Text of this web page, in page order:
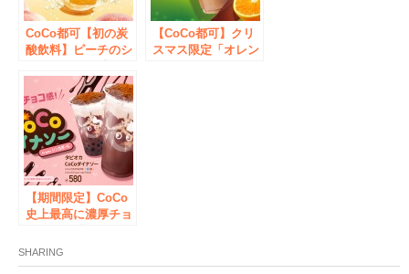
CoCo都可【初の炭
酸飲料】ピーチのシ
ュワっと爽快な「ピ
ーチソーダ」新発売
【CoCo都可】クリ
スマス限定「オレン
【期間限定】CoCo
史上最高に濃厚チョ
イナソー」日本初上
陸
SHARING